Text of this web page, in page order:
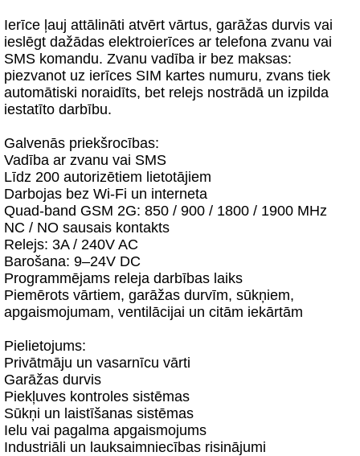
Ierīce ļauj attālināti atvērt vārtus, garāžas durvis vai
ieslēgt dažādas elektroierīces ar telefona zvanu vai
SMS komandu. Zvanu vadība ir bez maksas:
piezvanot uz ierīces SIM kartes numuru, zvans tiek
automātiski noraidīts, bet relejs nostrādā un izpilda
iestatīto darbību.
Galvenās priekšrocības:
Vadība ar zvanu vai SMS
Līdz 200 autorizētiem lietotājiem
Darbojas bez Wi-Fi un interneta
Quad-band GSM 2G: 850 / 900 / 1800 / 1900 MHz
NC / NO sausais kontakts
Relejs: 3A / 240V AC
Barošana: 9–24V DC
Programmējams releja darbības laiks
Piemērots vārtiem, garāžas durvīm, sūkņiem,
apgaismojumam, ventilācijai un citām iekārtām
Pielietojums:
Privātmāju un vasarnīcu vārti
Garāžas durvis
Piekļuves kontroles sistēmas
Sūkņi un laistīšanas sistēmas
Ielu vai pagalma apgaismojums
Industriāli un lauksaimniecības risinājumi